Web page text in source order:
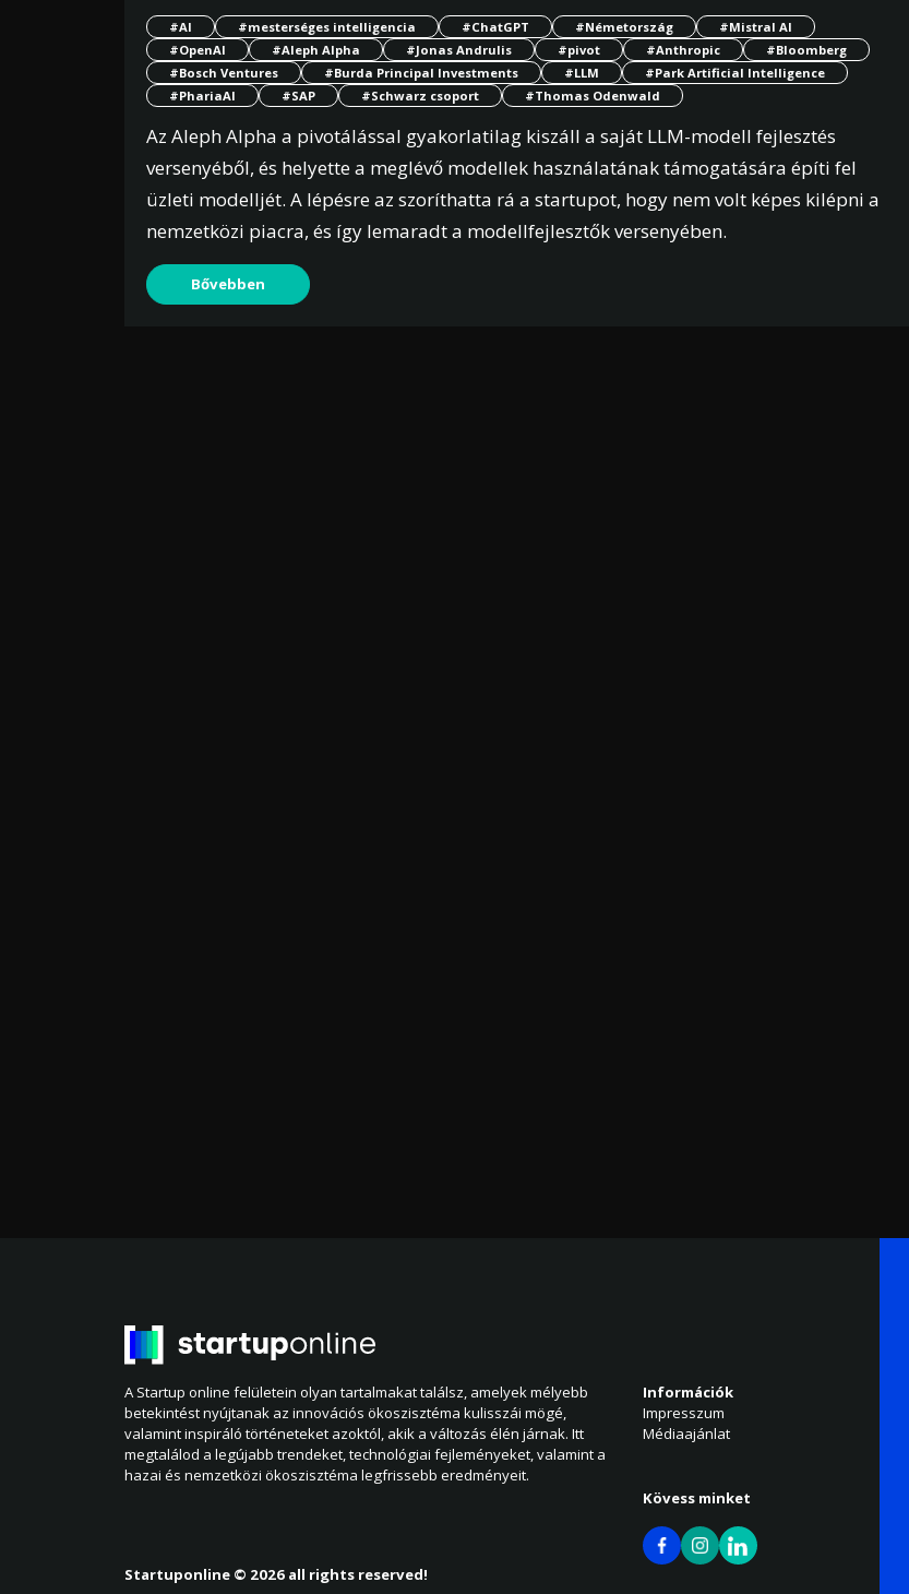
#AI #mesterséges intelligencia #ChatGPT #Németország
#Mistral AI
#OpenAI
#Aleph Alpha #Jonas Andrulis #pivot #Anthropic
#Bloomberg
#Bosch Ventures
#Burda Principal Investments #LLM
#Park Artificial Intelligence
#PhariaAI
#SAP #Schwarz csoport #Thomas Odenwald
Az Aleph Alpha a pivotálással gyakorlatilag kiszáll a saját LLM-modell fejlesztés
versenyéből, és helyette a meglévő modellek használatának támogatására építi fel
üzleti modelljét. A lépésre az szoríthatta rá a startupot, hogy nem volt képes kilépni a
nemzetközi piacra, és így lemaradt a modellfejlesztők versenyében.
Bővebben
A Startup online felületein olyan tartalmakat találsz, amelyek mélyebb
betekintést nyújtanak az innovációs ökoszisztéma kulisszái mögé,
valamint inspiráló történeteket azoktól, akik a változás élén járnak. Itt
megtalálod a legújabb trendeket, technológiai fejleményeket, valamint a
hazai és nemzetközi ökoszisztéma legfrissebb eredményeit.
Információk
Impresszum
Médiaajánlat
Kövess minket
Startuponline © 2026 all rights reserved!